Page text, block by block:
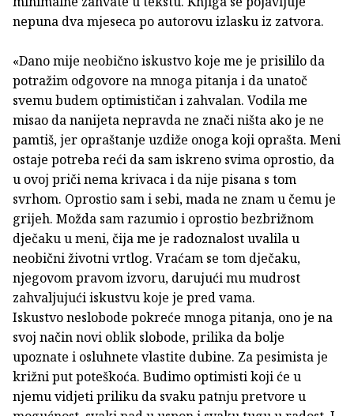
nepuna dva mjeseca po autorovu izlasku iz zatvora.
«Dano mije neobično iskustvo koje me je prisililo da
potražim odgovore na mnoga pitanja i da unatoč
svemu budem optimističan i zahvalan. Vodila me
misao da nanijeta nepravda ne znači ništa ako je ne
pamtiš, jer opraštanje uzdiže onoga koji oprašta. Meni
ostaje potreba reći da sam iskreno svima oprostio, da
u ovoj priči nema krivaca i da nije pisana s tom
svrhom. Oprostio sam i sebi, mada ne znam u čemu je
grijeh. Možda sam razumio i oprostio bezbrižnom
dječaku u meni, čija me je radoznalost uvalila u
neobični životni vrtlog. Vraćam se tom dječaku,
njegovom pravom izvoru, darujući mu mudrost
zahvaljujući iskustvu koje je pred vama.
Iskustvo neslobode pokreće mnoga pitanja, ono je na
svoj način novi oblik slobode, prilika da bolje
upoznate i osluhnete vlastite dubine. Za pesimista je
križni put poteškoća. Budimo optimisti koji će u
njemu vidjeti priliku da svaku patnju pretvore u